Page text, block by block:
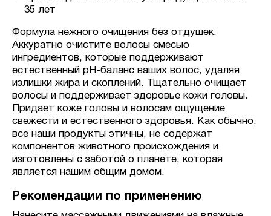
35 лет
Формула нежного очищения без отдушек.
Аккуратно очистите волосы смесью
ингредиентов, которые поддерживают
естественный pH-баланс ваших волос, удаляя
излишки жира и скоплений. Тщательно очищает
волосы и поддерживает здоровье кожи головы.
Придает коже головы и волосам ощущение
свежести и естественного здоровья. Как обычно,
все наши продукты этичны, не содержат
компонентов животного происхождения и
изготовлены с заботой о планете, которая
является нашим общим домом.
Рекомендации по применению